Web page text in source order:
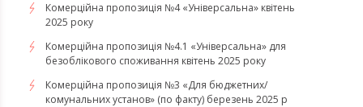
Комерційна пропозиція №4 «Універсальна» квітень
2025 року
Комерційна пропозиція №4.1 «Універсальна» для
безоблікового споживання квітень 2025 року
Комерційна пропозиція №3 «Для бюджетних/
комунальних установ» (по факту) березень 2025 р